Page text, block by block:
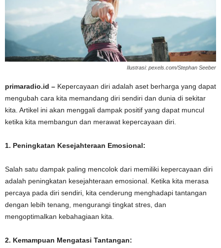
Ilustrasi: pexels.com/Stephan Seeber
primaradio.id – Kepercayaan diri adalah aset berharga yang dapat
mengubah cara kita memandang diri sendiri dan dunia di sekitar
kita. Artikel ini akan menggali dampak positif yang dapat muncul
ketika kita membangun dan merawat kepercayaan diri.
1. Peningkatan Kesejahteraan Emosional:
Salah satu dampak paling mencolok dari memiliki kepercayaan diri
adalah peningkatan kesejahteraan emosional. Ketika kita merasa
percaya pada diri sendiri, kita cenderung menghadapi tantangan
dengan lebih tenang, mengurangi tingkat stres, dan
mengoptimalkan kebahagiaan kita.
2. Kemampuan Mengatasi Tantangan: